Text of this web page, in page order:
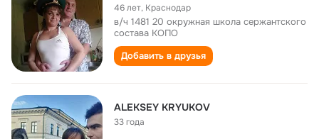
46 лет, Краснодар
в/ч 1481 20 окружная школа сержантского
состава КОПО
Добавить в друзья
ALEKSEY KRYUKOV
33 года